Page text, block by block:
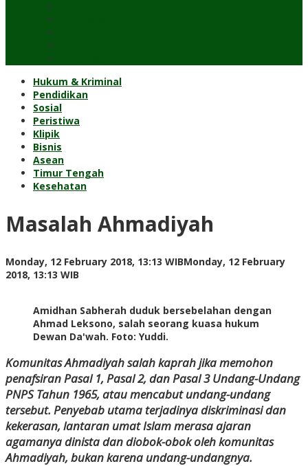
Hukum & Kriminal
Pendidikan
Sosial
Peristiwa
Klipik
Bisnis
Asean
Timur Tengah
Kesehatan
Masalah Ahmadiyah
Monday, 12 February 2018, 13:13 WIBMonday, 12 February
2018, 13:13 WIB
Amidhan Sabherah duduk bersebelahan dengan
Ahmad Leksono, salah seorang kuasa hukum
Dewan Da'wah. Foto: Yuddi.
Komunitas Ahmadiyah salah kaprah jika memohon
penafsiran Pasal 1, Pasal 2, dan Pasal 3 Undang-Undang
PNPS Tahun 1965, atau mencabut undang-undang
tersebut. Penyebab utama terjadinya diskriminasi dan
kekerasan, lantaran umat Islam merasa ajaran
agamanya dinista dan diobok-obok oleh komunitas
Ahmadiyah, bukan karena undang-undangnya.